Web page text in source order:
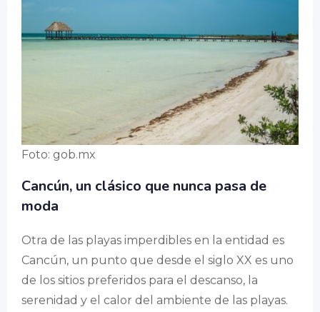
Foto: gob.mx
Cancún, un clásico que nunca pasa de
moda
Otra de las playas imperdibles en la entidad es
Cancún, un punto que desde el siglo XX es uno
de los sitios preferidos para el descanso, la
serenidad y el calor del ambiente de las playas.